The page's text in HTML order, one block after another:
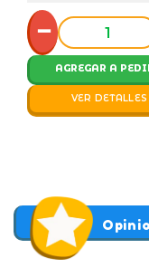
−
AGREGAR A
VER DETALLES